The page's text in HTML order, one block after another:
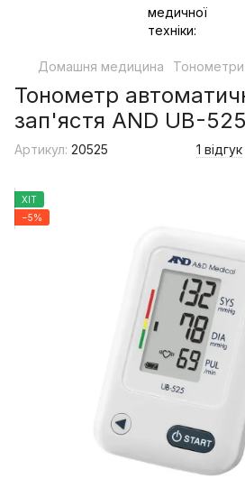
Домашня медицина Тонометри
Тонометр
зап'ястя AND UB-
Артикул: 20525 1 відгук
ХІТ
−5%